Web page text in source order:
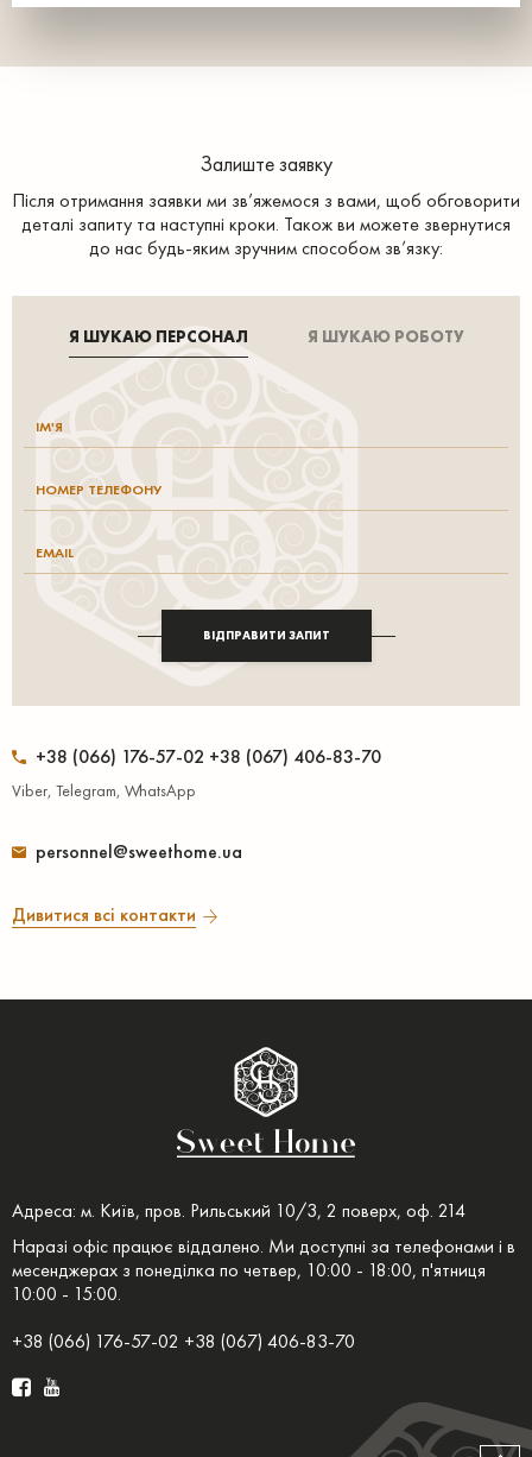
+38 (066) 176-57-02 +38 (067) 406-83-70
Viber, Telegram, WhatsApp
personnel@sweethome.ua
Дивитися всі контакти
Залиште заявку
Після отримання заявки ми зв’яжемося з вами, щоб обговорити
деталі запиту та наступні кроки. Також ви можете звернутися
до нас будь-яким зручним способом зв’язку:
Я ШУКАЮ ПЕРСОНАЛ Я ШУКАЮ РОБОТУ
ВІДПРАВИТИ ЗАПИТ
Адреса: м. Київ, пров. Рильський 10/3, 2 поверх, оф. 214
Наразі офіс працює віддалено. Ми доступні за телефонами і в
месенджерах з понеділка по четвер, 10:00 - 18:00, п'ятниця
10:00 - 15:00.
+38 (066) 176-57-02 +38 (067) 406-83-70